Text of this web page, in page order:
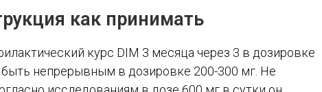
как принимать
курс DIM 3 месяца через 3 в дозировке
непрерывным в дозировке 200-300 мг. Не